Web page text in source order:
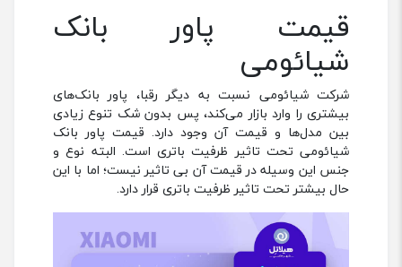
قیمت پاور بانک
شیائومی
شرکت شیائومی نسبت به دیگر رقبا، پاور بانک‌های
بیشتری را وارد بازار می‌کند، پس بدون شک تنوع زیادی
بین مدل‌ها و قیمت آن وجود دارد. قیمت پاور بانک
شیائومی تحت تاثیر ظرفیت باتری است. البته نوع و
جنس این وسیله در قیمت آن بی تاثیر نیست؛ اما با این
حال بیشتر تحت تاثیر ظرفیت باتری قرار دارد.